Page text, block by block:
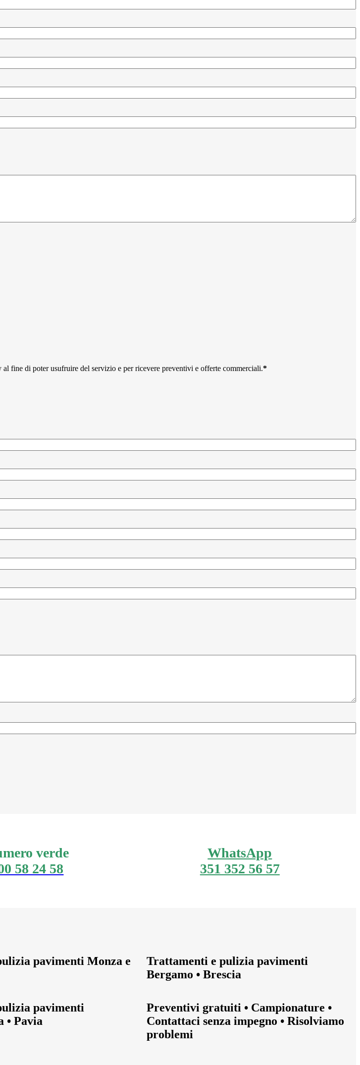
fine di poter usufruire del servizio e per ricevere preventivi e offerte commerciali.*
verde
58 24 58
WhatsApp
351 352 56 57
pavimenti Monza e
Trattamenti e pulizia pavimenti
Bergamo • Brescia
pavimenti
• Pavia
Preventivi gratuiti • Campionature •
Contattaci senza impegno • Risolviamo
problemi